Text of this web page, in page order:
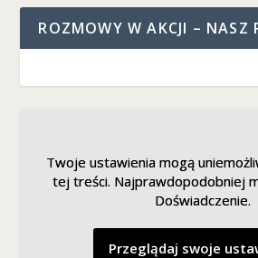
ROZMOWY W AKCJI – NASZ
Twoje ustawienia mogą
tej treści. Najprawdopodobniej
Doświadczenie.
Przeglądaj swoje
Twoje ustawienia mogą
tej treści. Najprawdopodobniej
Doświadczenie.
Przeglądaj swoje